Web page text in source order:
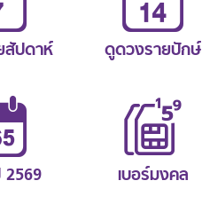
สัปดาห์ ดูดวงรายปักษ์
เบอร์มงคล